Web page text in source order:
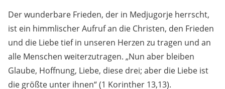
Der wunderbare Frieden, der in Medjugorje herrscht,
ist ein himmlischer Aufruf an die Christen, den Frieden
und die Liebe tief in unseren Herzen zu tragen und an
alle Menschen weiterzutragen. „Nun aber bleiben
Glaube, Hoffnung, Liebe, diese drei; aber die Liebe ist
die größte unter ihnen“ (1 Korinther 13,13).